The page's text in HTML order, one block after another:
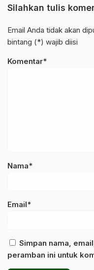
Silahkan tulis
Email Anda tidak akan
bintang (*) wajib diisi
Komentar*
Nama*
Email*
Simpan nama,
peramban ini untuk